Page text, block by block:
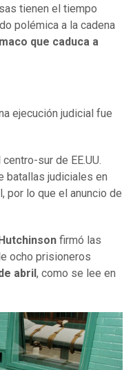
tienen el tiempo
polémica a la cadena
que caduca a
ejecución judicial fue
sur de EE.UU.
batallas judiciales en
por lo que el anuncio de
firmó las
ocho prisioneros
abril , como se lee en